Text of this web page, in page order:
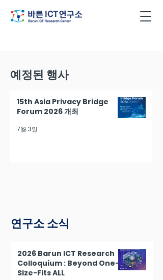
예정된 행사
15th Asia Privacy Bridge
Forum 2026 개최
7월 3일
연구소 소식
2026 Barun ICT Research
Colloquium : Beyond One-
Size-Fits ALL